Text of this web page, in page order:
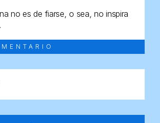
no es de fiarse, o sea, no inspira